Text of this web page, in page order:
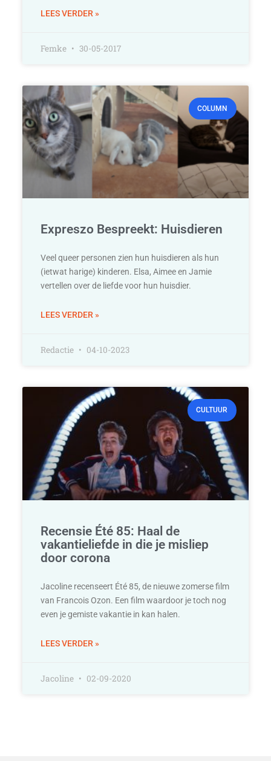
LEES VERDER »
Femke 30-05-2017
COLUMN
Expreszo Bespreekt: Huisdieren
Veel queer personen zien hun huisdieren als hun
(ietwat harige) kinderen. Elsa, Aimee en Jamie
vertellen over de liefde voor hun huisdier.
LEES VERDER »
Redactie 04-10-2023
CULTUUR
Recensie Été 85: Haal de
vakantieliefde in die je misliep
door corona
Jacoline recenseert Été 85, de nieuwe zomerse film
van Francois Ozon. Een film waardoor je toch nog
even je gemiste vakantie in kan halen.
LEES VERDER »
Jacoline 02-09-2020